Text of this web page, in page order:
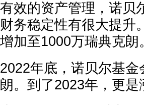
有效的资产管理，诺贝
财务稳定性有很大提升
增加至1000万瑞典克朗
2022年底，诺贝尔基
朗。到了2023年，更